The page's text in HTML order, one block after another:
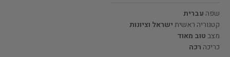
שפה עברית
קטגוריה ראשיתישראל וציונות
מצבטוב מאוד
כריכה רכה